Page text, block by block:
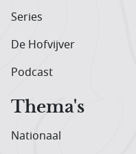
Series
De Hofvijver
Podcast
Thema's
Nationaal